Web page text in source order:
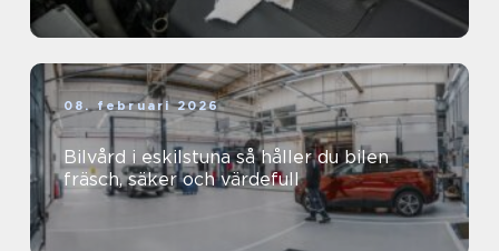
08. februari 2026
Bilvård i eskilstuna så håller du bilen
fräsch, säker och värdefull